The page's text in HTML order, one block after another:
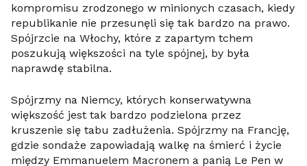
kompromisu zrodzonego w minionych czasach, kiedy
republikanie nie przesunęli się tak bardzo na prawo.
Spójrzcie na Włochy, które z zapartym tchem
poszukują większości na tyle spójnej, by była
naprawdę stabilna.
Spójrzmy na Niemcy, których konserwatywna
większość jest tak bardzo podzielona przez
kruszenie się tabu zadłużenia. Spójrzmy na Francję,
gdzie sondaże zapowiadają walkę na śmierć i życie
między Emmanuelem Macronem a panią Le Pen w